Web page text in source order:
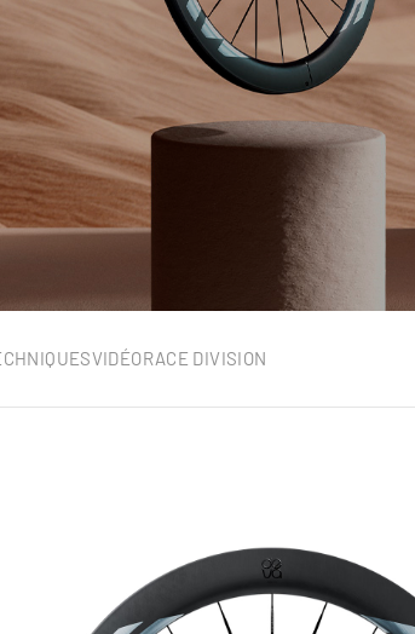
VIDÉORACE DIVISION